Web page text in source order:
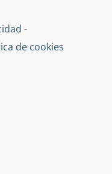
-
de cookies